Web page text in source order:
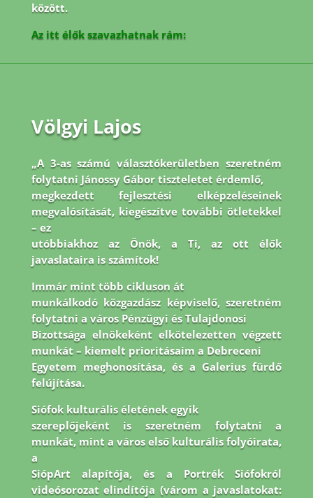
között.
Az itt élők szavazhatnak rám:
Völgyi Lajos
„A 3-as számú választókerületben szeretném
folytatni Jánossy Gábor tiszteletet érdemlő,
megkezdett fejlesztési elképzeléseinek
megvalósítását, kiegészítve további ötletekkel
– ez
utóbbiakhoz az Önök, a Ti, az ott élők
javaslataira is számítok!
Immár mint több cikluson át
munkálkodó közgazdász képviselő, szeretném
folytatni a város Pénzügyi és Tulajdonosi
Bizottsága elnökeként elkötelezetten végzett
munkát – kiemelt prioritásaim a Debreceni
Egyetem meghonosítása, és a Galerius fürdő
felújítása.
Siófok kulturális életének egyik
szereplőjeként is szeretném folytatni a
munkát, mint a város első kulturális folyóirata,
a
SiópArt alapítója, és a Portrék Siófokról
videósorozat elindítója (várom a javaslatokat: